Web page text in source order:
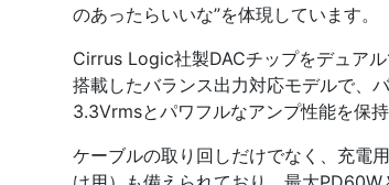
のあったらいいな”を体現しています。
Cirrus Logic社製DACチップをデュア
搭載したバランス出力対応モデルで、
3.3Vrmsとパワフルなアンプ性能を保持
ケーブルの取り回しだけでなく、充電